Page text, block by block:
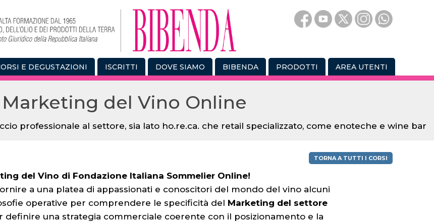
E DEGUSTAZIONI ISCRITTI DOVE SIAMO BIBENDA PRODOTTI AREA UTENTI
Marketing del Vino Online
professionale al settore, sia lato ho.re.ca. che retail specializzato, come enoteche e wine bar
TORNA A TUTTI I CORSI
del Vino di Fondazione Italiana Sommelier Online!
a una platea di appassionati e conoscitori del mondo del vino alcuni
operative per comprendere le specificità del Marketing del settore
definire una strategia commerciale coerente con il posizionamento e la